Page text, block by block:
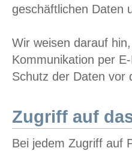
geschäftlichen Daten
Wir weisen darauf
Kommunikation per
Schutz der Daten vor
Zugriff auf
Bei jedem Zugriff auf